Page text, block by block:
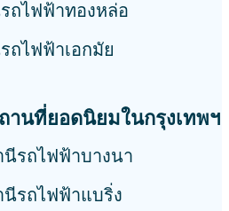
ถไฟฟ้าทองหล่อ
ถไฟฟ้าเอกมัย
านที่ยอดนิยมในกรุงเทพฯ
นีรถไฟฟ้าบางนา
นีรถไฟฟ้าแบริ่ง